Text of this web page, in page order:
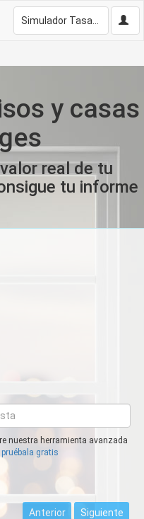
y casas
real de tu
tu informe
nuestra herramienta avanzada
pruébala gratis
Anterior Siguiente